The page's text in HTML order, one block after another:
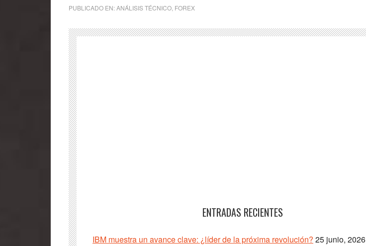
PUBLICADO EN:ANÁLISIS TÉCNICO FOREX
ENTRADAS RECIENTES
IBM muestra un avance clave: ¿líder de la próxima revolución? 25 junio, 2026